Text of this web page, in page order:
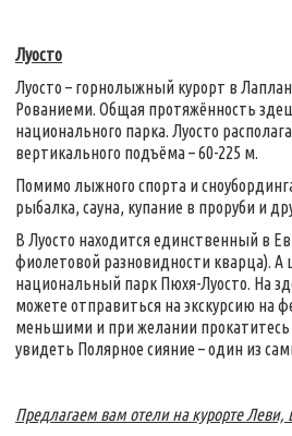
Луосто
Луосто – горнолыжный курорт в
Рованиеми. Общая протяжённость
национального парка. Луосто
вертикального подъёма – 60-225 м.
​Помимо лыжного спорта и
рыбалка, сауна, купание в проруби и
В Луосто находится единственный в
фиолетовой разновидности кварца).
национальный парк Пюхя-Луосто. На
можете отправиться на экскурсию на
меньшими и при желании прокатитесь
увидеть Полярное сияние – один из
Предлагаем вам отели на курорте Леви,